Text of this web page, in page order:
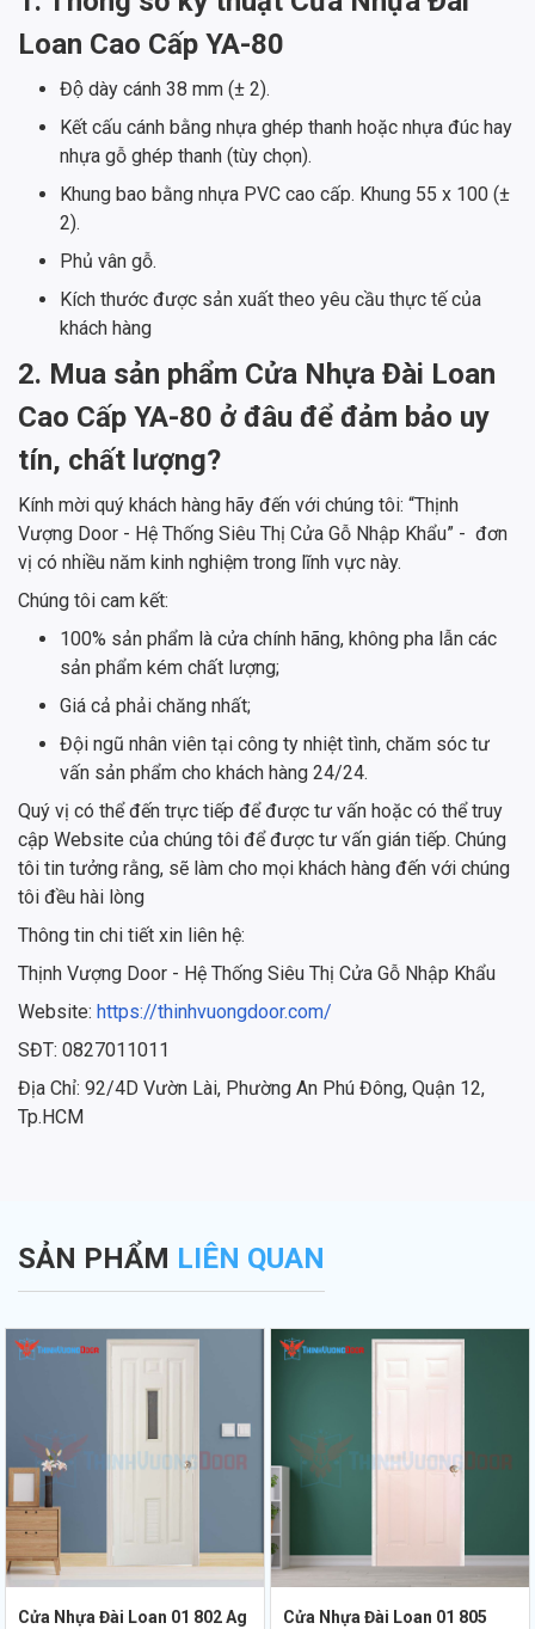
Loan Cao Cấp YA-80
Độ dày cánh 38 mm (± 2).
Kết cấu cánh bằng nhựa ghép thanh hoặc nhựa đúc hay
nhựa gỗ ghép thanh (tùy chọn).
Khung bao bằng nhựa PVC cao cấp. Khung 55 x 100 (±
2).
Phủ vân gỗ.
Kích thước được sản xuất theo yêu cầu thực tế của
khách hàng
2. Mua sản phẩm Cửa Nhựa Đài Loan
Cao Cấp YA-80 ở đâu để đảm bảo uy
tín, chất lượng?
Kính mời quý khách hàng hãy đến với chúng tôi: “Thịnh
Vượng Door - Hệ Thống Siêu Thị Cửa Gỗ Nhập Khẩu” - đơn
vị có nhiều năm kinh nghiệm trong lĩnh vực này.
Chúng tôi cam kết:
100% sản phẩm là cửa chính hãng, không pha lẫn các
sản phẩm kém chất lượng;
Giá cả phải chăng nhất;
Đội ngũ nhân viên tại công ty nhiệt tình, chăm sóc tư
vấn sản phẩm cho khách hàng 24/24.
Quý vị có thể đến trực tiếp để được tư vấn hoặc có thể truy
cập Website của chúng tôi để được tư vấn gián tiếp. Chúng
tôi tin tưởng rằng, sẽ làm cho mọi khách hàng đến với chúng
tôi đều hài lòng
Thông tin chi tiết xin liên hệ:
Thịnh Vượng Door - Hệ Thống Siêu Thị Cửa Gỗ Nhập Khẩu
Website: https://thinhvuongdoor.com/
SĐT: 0827011011
Địa Chỉ: 92/4D Vườn Lài, Phường An Phú Đông, Quận 12,
Tp.HCM
SẢN PHẨM LIÊN QUAN
Cửa Nhựa Đài Loan 01 802 Ag Cửa Nhựa Đài Loan 01 805